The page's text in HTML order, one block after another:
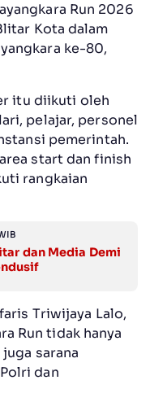
Run 2026
Kota dalam
ke-80,
itu diikuti oleh
pelajar, personel
pemerintah.
start dan finish
rangkaian
dan Media Demi
Triwijaya Lalo,
Run tidak hanya
sarana
dan